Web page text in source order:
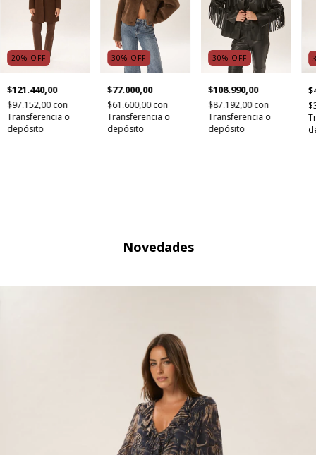
20% OFF
$121.440,00
$97.152,00con
Transferencia o
depósito
30% OFF
$77.000,00
$61.600,00con
Transferencia o
depósito
30% OFF
$108.990,00
$87.192,00con
Transferencia o
depósito
Novedades